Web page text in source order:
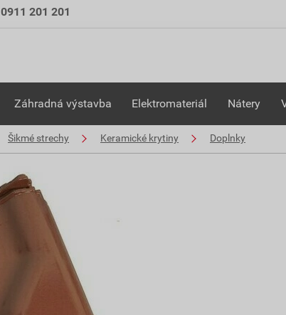
0911 201 201
Záhradná výstavba Elektromateriál Nátery
Šikmé strechy Keramické krytiny Doplnky